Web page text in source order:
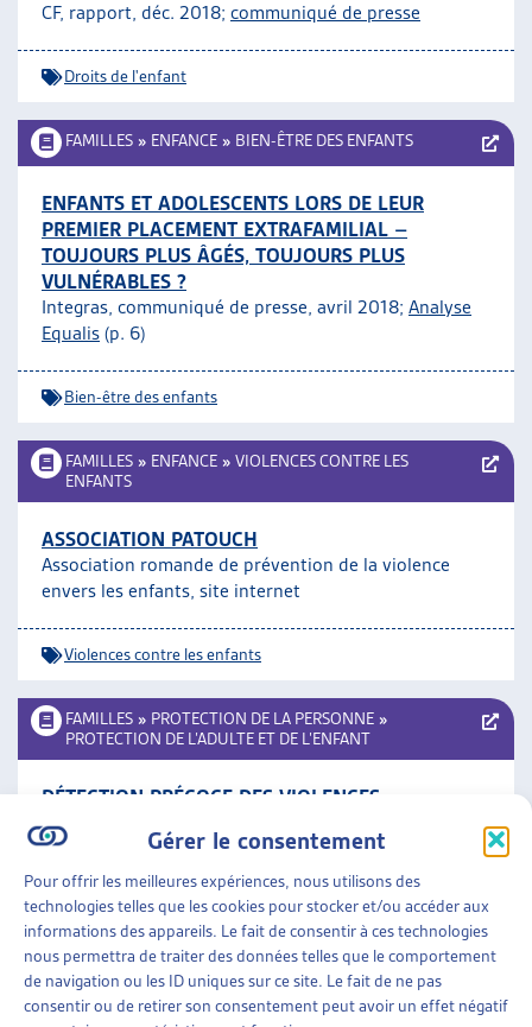
Gérer le consentement
Pour offrir les meilleures expériences, nous utilisons des
technologies telles que les cookies pour stocker et/ou accéder aux
informations des appareils. Le fait de consentir à ces technologies
nous permettra de traiter des données telles que le comportement
de navigation ou les ID uniques sur ce site. Le fait de ne pas
consentir ou de retirer son consentement peut avoir un effet négatif
CF, rapport, déc. 2018; communiqué de presse
Droits de l'enfant
FAMILLES » ENFANCE » BIEN-ÊTRE DES ENFANTS
ENFANTS ET ADOLESCENTS LORS DE LEUR
PREMIER PLACEMENT EXTRAFAMILIAL –
TOUJOURS PLUS ÂGÉS, TOUJOURS PLUS
VULNÉRABLES ?
Integras, communiqué de presse, avril 2018; Analyse
Equalis (p. 6)
Bien-être des enfants
FAMILLES » ENFANCE » VIOLENCES CONTRE LES
ENFANTS
ASSOCIATION PATOUCH
Association romande de prévention de la violence
envers les enfants, site internet
Violences contre les enfants
FAMILLES » PROTECTION DE LA PERSONNE »
PROTECTION DE L’ADULTE ET DE L’ENFANT
DÉTECTION PRÉCOCE DES VIOLENCES
INTRAFAMILIALES ET DES CAS DE MISE EN
DANGER DU BIEN DE L’ENFANT
Sécurité sociale CHSS 1/2018, dossier, mars 2018
Protection de l'adulte et de l'enfant,Violences
contre les enfants